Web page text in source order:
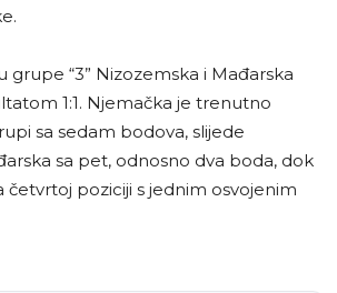
“3” Nizozemska i Mađarska
1:1. Njemačka je trenutno
sa sedam bodova, slijede
sa pet, odnosno dva boda, dok
četvrtoj poziciji s jednim osvojenim